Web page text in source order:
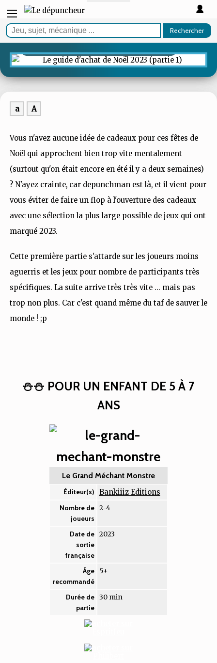
Rechercher
ARTICLE
Le guide d'achat de Noël
2023 (partie 1)
a A
Vous n'avez aucune idée de cadeaux pour ces fêtes de
Noël qui approchent bien trop vite mentalement
(surtout qu'on était encore en été il y a deux semaines)
? N'ayez crainte, car depunchman est là, et il vient pour
vous éviter de faire un flop à l'ouverture des cadeaux
avec une sélection la plus large possible de jeux qui ont
marqué 2023.
Cette première partie s'attarde sur les joueurs moins
aguerris et les jeux pour nombre de participants très
spécifiques. La suite arrive très très vite ... mais pas
trop non plus. Car c'est quand même du taf de sauver le
monde ! ;p
⛄⛄ POUR UN ENFANT DE 5 À 7
ANS
Le Grand Méchant Monstre
Éditeur(s) Bankiiiz Editions
Nombre de
joueurs
2-4
Date de
sortie
française
2023
Âge
recommandé
5+
Durée de
partie
30 min